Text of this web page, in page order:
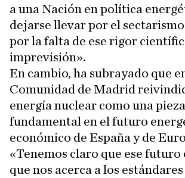
a una Nación en política
dejarse llevar por el
por la falta de ese rigor
imprevisión».
En cambio, ha subrayado que
Comunidad de Madrid
energía nuclear como una pieza
fundamental en el futuro
económico de España y de
«Tenemos claro que ese futuro
que nos acerca a los